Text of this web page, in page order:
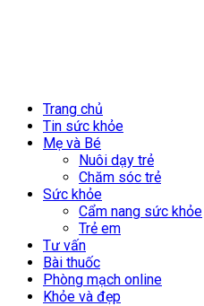
Trang chủ
Tin sức khỏe
Mẹ và Bé
Nuôi dạy trẻ
Chăm sóc trẻ
Sức khỏe
Cẩm nang sức khỏe
Trẻ em
Tư vấn
Bài thuốc
Phòng mạch online
Khỏe và đẹp